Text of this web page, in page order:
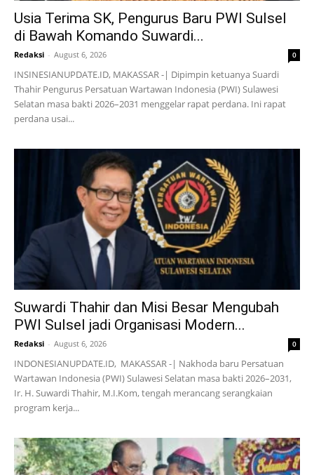
Usia Terima SK, Pengurus Baru PWI Sulsel
di Bawah Komando Suwardi...
Redaksi - August 6, 2026 0
INSINESIANUPDATE.ID, MAKASSAR -| Dipimpin ketuanya Suardi
Thahir Pengurus Persatuan Wartawan Indonesia (PWI) Sulawesi
Selatan masa bakti 2026–2031 menggelar rapat perdana. Ini rapat
perdana usai...
Suwardi Thahir dan Misi Besar Mengubah
PWI Sulsel jadi Organisasi Modern...
Redaksi - August 6, 2026 0
INDONESIANUPDATE.ID, MAKASSAR -| Nakhoda baru Persatuan
Wartawan Indonesia (PWI) Sulawesi Selatan masa bakti 2026–2031,
Ir. H. Suwardi Thahir, M.I.Kom, tengah merancang serangkaian
program kerja...